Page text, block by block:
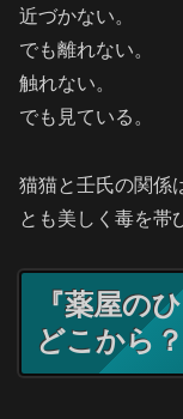
近づかない。
でも離れない。
触れない。
でも見ている。
猫猫と壬氏の関係
とも美しく毒を帯
『薬屋の
どこから